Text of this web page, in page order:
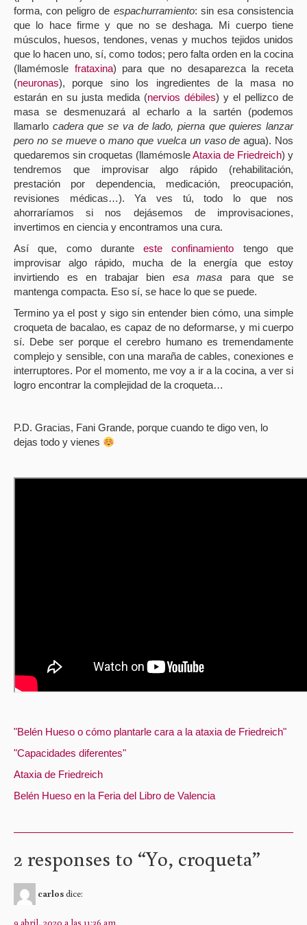
forma, con peligro de espachurramiento: sin esa consistencia
que lo hace firme y que no se deshaga. Mi cuerpo tiene
músculos, huesos, tendones, venas y muchos tejidos unidos
que lo hacen uno, sí, como todos; pero falta orden en la cocina
(llamémosle frataxina) para que no desaparezca la receta
(neuronas), porque sino los ingredientes de la masa no
estarán en su justa medida (nervios débiles) y el pellizco de
masa se desmenuzará al echarlo a la sartén (podemos
llamarlo cadera que se va de lado, pierna que quieres lanzar
pero no se mueveomano que vuelca un vaso deagua). Nos
quedaremos sin croquetas (llamémosleAtaxia de Friedreich) y
tendremos que improvisar algo rápido (rehabilitación,
prestación por dependencia, medicación, preocupación,
revisiones médicas…). Ya ves tú, todo lo que nos
ahorraríamos si nos dejásemos de improvisaciones,
invertimos en ciencia y encontramos una cura.
Así que, como duranteeste confinamiento tengo que
improvisar algo rápido, mucha de la energía que estoy
invirtiendo es en trabajar bien esa masa para que se
mantenga compacta. Eso sí, se hace lo que se puede.
Termino ya el post y sigo sin entender bien cómo, una simple
croqueta de bacalao, es capaz de no deformarse, y mi cuerpo
sí. Debe ser porque el cerebro humano es tremendamente
complejo y sensible, con una maraña de cables, conexiones e
interruptores. Por el momento, me voy a ir a la cocina, a ver si
logro encontrar la complejidad de la croqueta…
P.D. Gracias, Fani Grande, porque cuando te digo ven, lo
dejas todo y vienes
"Belén Hueso o cómo plantarle cara a la ataxia de Friedreich"
"Capacidades diferentes"
Ataxia de Friedreich
Belén Hueso en la Feria del Libro de Valencia
2 responses to “Yo, croqueta”
carlosdice:
9 abril, 2020 a las 11:36 am